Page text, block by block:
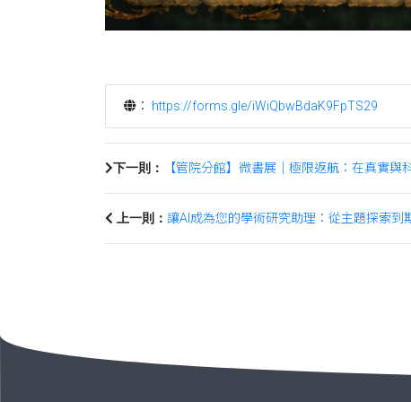
： https://forms.gle/iWiQbwBdaK9FpTS29
下一則： 【管院分館】微書展｜極限返航：在真實與
上一則： 讓AI成為您的學術研究助理：從主題探索到